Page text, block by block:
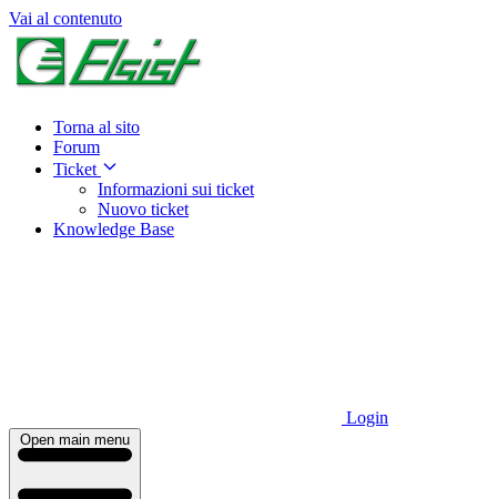
Vai al contenuto
Torna al sito
Forum
Ticket
Informazioni sui ticket
Nuovo ticket
Knowledge Base
Login
Open main menu